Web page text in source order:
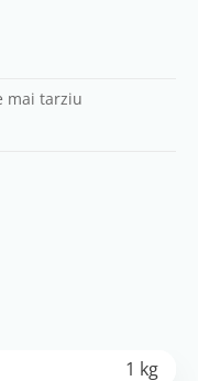
mai tarziu
1 kg